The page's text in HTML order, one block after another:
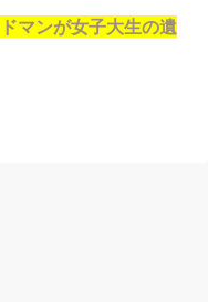
マンが女子大生の遺